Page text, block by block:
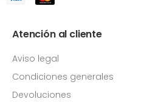
Atención al cliente
Aviso legal
Condiciones generales
Devoluciones